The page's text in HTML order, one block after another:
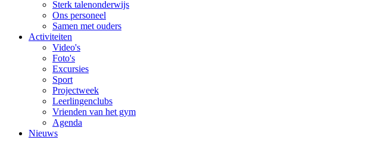
Sterk talenonderwijs
Ons personeel
Samen met ouders
Activiteiten
Video's
Foto's
Excursies
Sport
Projectweek
Leerlingenclubs
Vrienden van het gym
Agenda
Nieuws